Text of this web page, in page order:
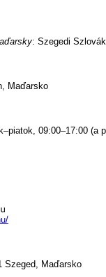
: Szegedi
Maďarsko
09:00–17:00 (a
Szeged, Maďarsko